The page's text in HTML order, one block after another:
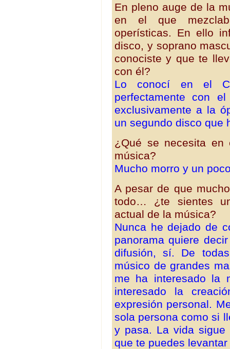
En pleno auge de la
en el que
operísticas. En ello
disco, y soprano
conociste y que te
con él?
Lo conocí en el
perfectamente con
exclusivamente a la
un segundo disco que
¿Qué se necesita en
música?
Mucho morro y un
A pesar de que
todo… ¿te sientes
actual de la música?
Nunca he dejado de
panorama quiere
difusión, sí. De
músico de grandes
me ha interesado la
interesado la
expresión personal.
sola persona como si
y pasa. La vida
que te puedes